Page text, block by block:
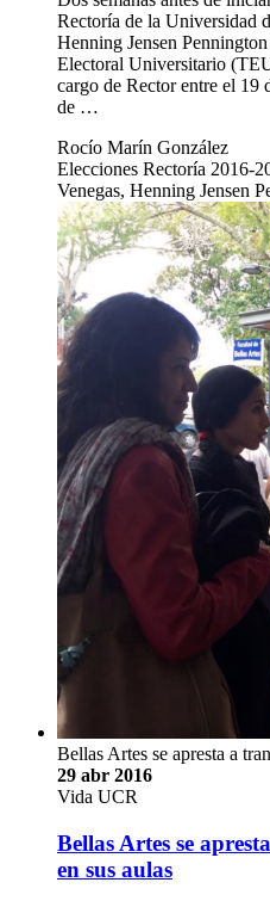
Rectoría de la Universidad
Henning Jensen
Electoral Universitario
cargo de Rector entre el 19
de …
Rocío Marín González
Elecciones Rectoría 2016-
Venegas, Henning Jensen
Bellas Artes se apresta a
29 abr 2016
Vida UCR
Bellas Artes se
en sus aulas